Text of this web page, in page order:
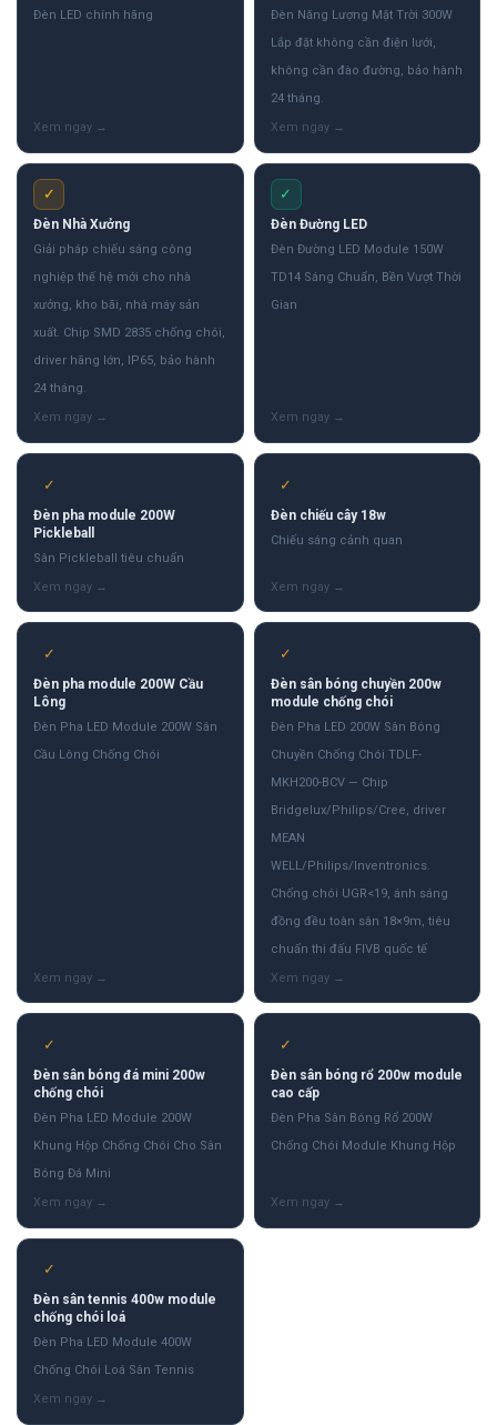
Đèn LED chính hãng
Đèn Năng Lượng Mặt Trời 300W
Lắp đặt không cần điện lưới,
không cần đào đường, bảo hành
24 tháng.
✓
Đèn Nhà Xưởng
Giải pháp chiếu sáng công
nghiệp thế hệ mới cho nhà
xưởng, kho bãi, nhà máy sản
xuất. Chip SMD 2835 chống chói,
driver hãng lớn, IP65, bảo hành
24 tháng.
✓
Đèn Đường LED
Đèn Đường LED Module 150W
TD14 Sáng Chuẩn, Bền Vượt Thời
Gian
✓
Đèn pha module 200W
Pickleball
Sân Pickleball tiêu chuẩn
✓
Đèn chiếu cây 18w
Chiếu sáng cảnh quan
✓
Đèn pha module 200W Cầu
Lông
Đèn Pha LED Module 200W Sân
Cầu Lông Chống Chói
✓
Đèn sân bóng chuyền 200w
module chống chói
Đèn Pha LED 200W Sân Bóng
Chuyền Chống Chói TDLF-
MKH200-BCV — Chip
Bridgelux/Philips/Cree, driver
MEAN
WELL/Philips/Inventronics.
Chống chói UGR<19, ánh sáng
đồng đều toàn sân 18×9m, tiêu
chuẩn thi đấu FIVB quốc tế
✓
Đèn sân bóng đá mini 200w
chống chói
Đèn Pha LED Module 200W
Khung Hộp Chống Chói Cho Sân
Bóng Đá Mini
✓
Đèn sân bóng rổ 200w module
cao cấp
Đèn Pha Sân Bóng Rổ 200W
Chống Chói Module Khung Hộp
✓
Đèn sân tennis 400w module
chống chói loá
Đèn Pha LED Module 400W
Chống Chói Loá Sân Tennis